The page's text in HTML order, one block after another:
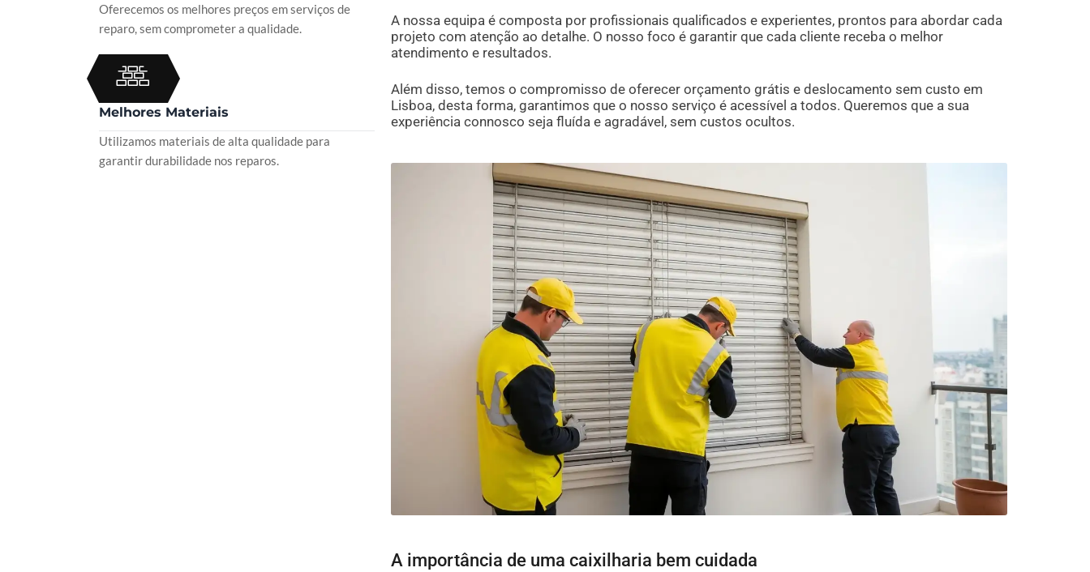
Oferecemos os melhores preços em serviços de
reparo, sem comprometer a qualidade.
Melhores Materiais
Utilizamos materiais de alta qualidade para
garantir durabilidade nos reparos.
A nossa equipa é composta por profissionais qualificados e experientes, prontos para abordar cada
projeto com atenção ao detalhe. O nosso foco é garantir que cada cliente receba o melhor
atendimento e resultados.
Além disso, temos o compromisso de oferecer orçamento grátis e deslocamento sem custo em
Lisboa, desta forma, garantimos que o nosso serviço é acessível a todos. Queremos que a sua
experiência connosco seja fluída e agradável, sem custos ocultos.
A importância de uma caixilharia bem cuidada